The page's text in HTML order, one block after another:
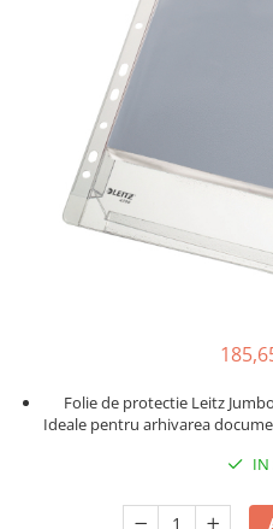
Capsatoare, capse si
Caiete si blocnotesuri
Dosare, folii protectie si mape
Accesorii diverse pentru birou
Etichetare si ambalare
Arhivare si depozitare
Stilouri
Creioane mecanice si grafit
Folie de protectie Leitz
Ideale pentru arhivarea
IN